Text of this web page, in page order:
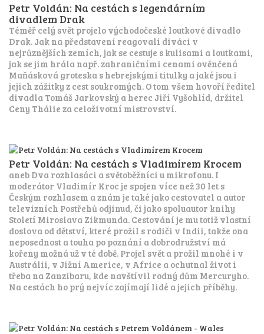
Petr Voldán: Na cestách s legendárním
divadlem Drak
Téměř celý svět projelo východočeské loutkové divadlo
Drak. Jak na představení reagovali diváci v
nejrůznějších zemích, jak se cestuje s kulisami a loutkami,
jak se jim hrála např. zahraničními cenami ověnčená
Maňásková groteska s hebrejskými titulky a jaké jsou i
jejich zážitky z cest soukromých. O tom všem hovoří ředitel
divadla Tomáš Jarkovský a herec Jiří Vyšohlíd, držitel
Ceny Thálie za celoživotní mistrovství.
Petr Voldán: Na cestách s Vladimírem Krocem
aneb Dva rozhlasáci a světoběžníci u mikrofonu. I
moderátor Vladimír Kroc je spojen více než 30 let s
Českým rozhlasem a znám je také jako cestovatel a autor
televizních Postřehů odjinud, či jako spoluautor knihy
Století Miroslava Zikmunda. Cestování je mu totiž vlastní
doslova od dětství, které prožil s rodiči v Indii, takže ona
neposednost a touha po poznání a dobrodružství má
kořeny možná už v té době. Projel svět a prožil mnohé i v
Austrálii, v Jižní Americe, v Africe a ochutnal život i
třeba na Zanzibaru, kde navštívil rodný dům Mercuryho.
Na cestách ho prý nejvíc zajímají lidé a jejich příběhy.